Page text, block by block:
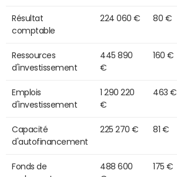
Résultat
comptable
224 060 € 80 €
Ressources
d'investissement
445 890
€
160 €
Emplois
d'investissement
1 290 220
€
463 €
Capacité
d'autofinancement
225 270 € 81 €
Fonds de
488 600
175 €